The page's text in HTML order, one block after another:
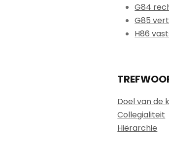
G84
G85
H86
Doel van de
Collegialiteit
Hiërarchie